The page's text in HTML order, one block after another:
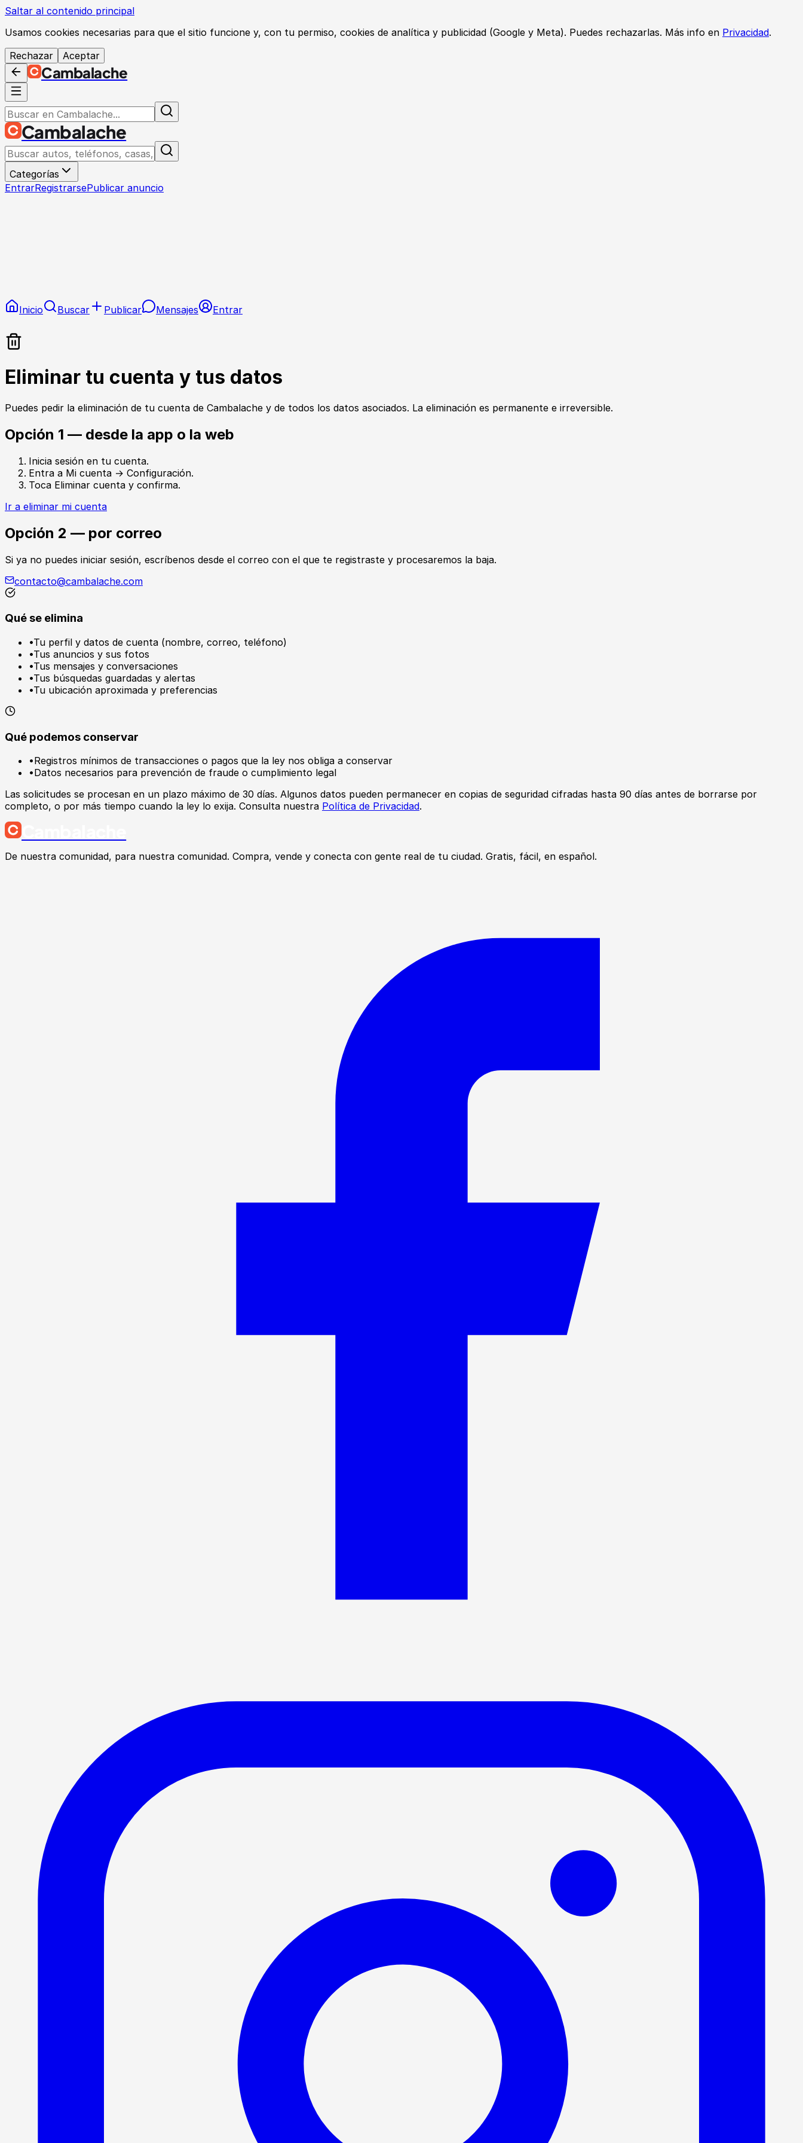
Saltar al contenido principal
Usamos cookies necesarias para que el sitio funcione y, con tu permiso, cookies de analítica y publicidad (Google y Meta). Puedes rechazarlas. Más info en Privacidad.
Rechazar
Aceptar
Cambalache
Cambalache
Categorías
EntrarRegistrarsePublicar anuncio
Inicio Buscar Publicar Mensajes Entrar
Eliminar tu cuenta y tus datos
Puedes pedir la eliminación de tu cuenta de Cambalache y de todos los datos asociados. La eliminación es permanente e irreversible.
Opción 1 — desde la app o la web
Inicia sesión en tu cuenta.
Entra a Mi cuenta → Configuración.
Toca Eliminar cuenta y confirma.
Ir a eliminar mi cuenta
Opción 2 — por correo
Si ya no puedes iniciar sesión, escríbenos desde el correo con el que te registraste y procesaremos la baja.
contacto@cambalache.com
Qué se elimina
•Tu perfil y datos de cuenta (nombre, correo, teléfono)
•Tus anuncios y sus fotos
•Tus mensajes y conversaciones
•Tus búsquedas guardadas y alertas
•Tu ubicación aproximada y preferencias
Qué podemos conservar
•Registros mínimos de transacciones o pagos que la ley nos obliga a conservar
•Datos necesarios para prevención de fraude o cumplimiento legal
Las solicitudes se procesan en un plazo máximo de 30 días. Algunos datos pueden permanecer en copias de seguridad cifradas hasta 90 días antes de borrarse por
completo, o por más tiempo cuando la ley lo exija. Consulta nuestra Política de Privacidad.
De nuestra comunidad, para nuestra comunidad. Compra, vende y conecta con gente real de tu ciudad. Gratis, fácil, en español.